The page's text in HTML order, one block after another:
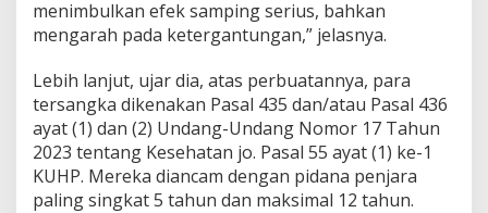
menimbulkan efek samping serius, bahkan
mengarah pada ketergantungan,” jelasnya.
Lebih lanjut, ujar dia, atas perbuatannya, para
tersangka dikenakan Pasal 435 dan/atau Pasal 436
ayat (1) dan (2) Undang-Undang Nomor 17 Tahun
2023 tentang Kesehatan jo. Pasal 55 ayat (1) ke-1
KUHP. Mereka diancam dengan pidana penjara
paling singkat 5 tahun dan maksimal 12 tahun.